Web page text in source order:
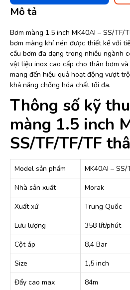
Mô tả
Bơm màng 1.5 inch MK40AI – SS/TF/
bơm màng khí nén được thiết kế với
cầu bơm đa dạng trong nhiều ngành
vật liệu inox cao cấp cho thân bơm và
mang đến hiệu quả hoạt động vượt
khả năng chống hóa chất tối đa.
Thông số kỹ
màng 1.5 inch
SS/TF/TF/TF
Model sản phẩm
MK40AI –
Nhà sản xuất
Morak
Xuất xứ
Trung Quốc
Lưu lượng
358 lít/phút
Cột áp
8,4 Bar
Size
1,5 inch
Đẩy cao max
84m